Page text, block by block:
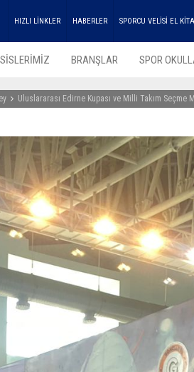
HIZLI LİNKLER HABERLER SPORCU VELİSİ EL
BRANŞLAR SPOR
Uluslararası Edirne Kupası ve Milli Takım Seçme